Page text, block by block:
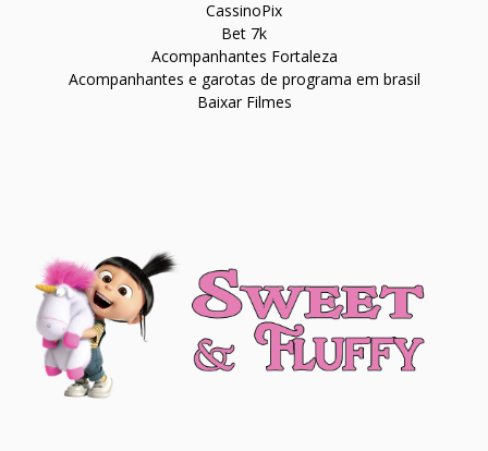
CassinoPix
Bet 7k
Acompanhantes Fortaleza
Acompanhantes e garotas de programa em brasil
Baixar Filmes